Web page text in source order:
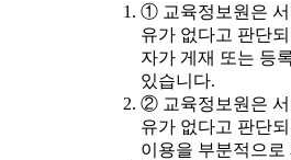
① 교육정보원은 서
유가 없다고 판단
자가 게재 또는 등
있습니다.
② 교육정보원은 서
유가 없다고 판단
이용을 부분적으